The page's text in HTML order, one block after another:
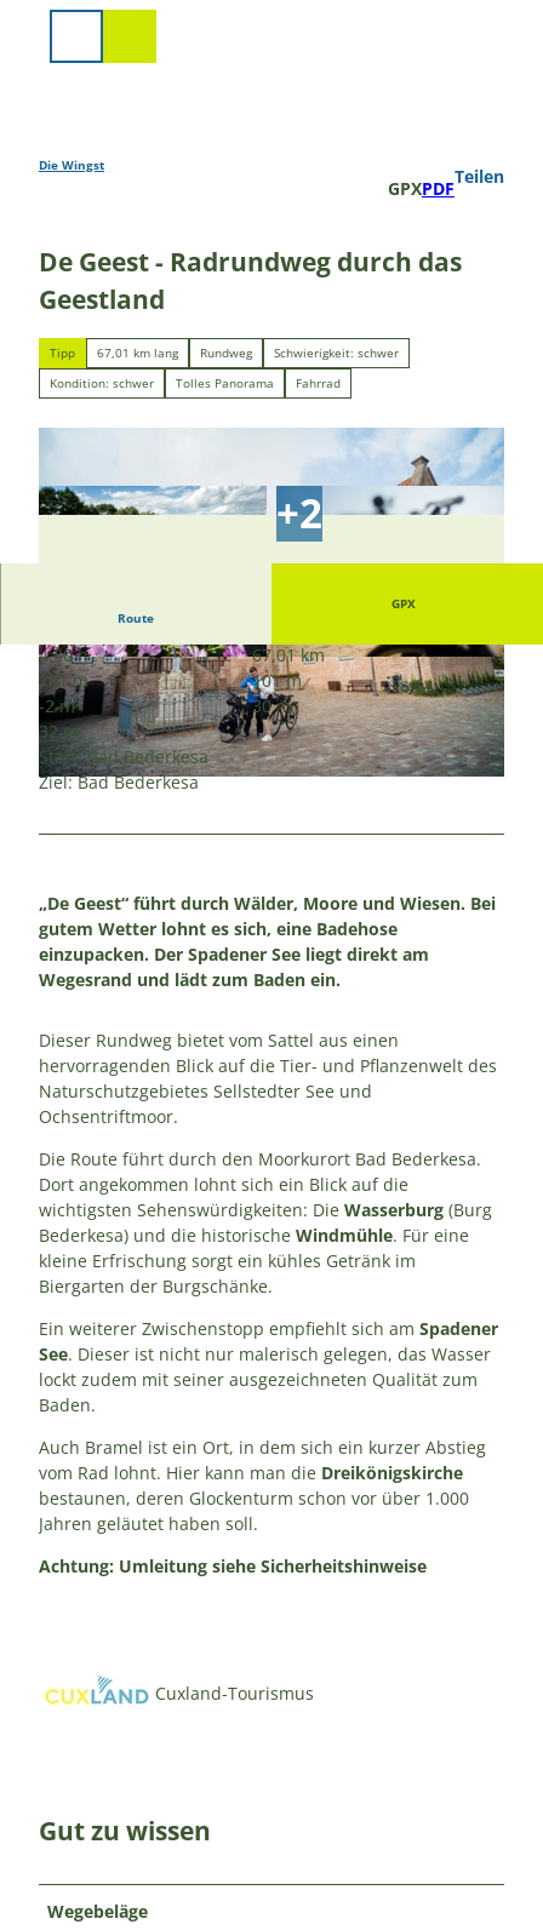
Die Wingst
GPXPDF
Teilen
De Geest - Radrundweg durch das
Geestland
Tipp 67,01 km lang Rundweg
Schwierigkeit: schwer
Kondition: schwer
Tolles Panorama Fahrrad
© Nele Martensen, Cuxland-Tourismus, Fotografin Nele Martensen |
© Nele Martensen, Cuxland-Tourismus, Fotogr
af Florian Trykowski |CC-BY-SA
© Nele Martensen, Cuxland-Tourismus, Fotogr
afin Nele Martensen |CC-BY-SA
Route
GPX
4:30 h
67,01 km
101 m
101 m
-2 m
30 m
32 m
Start: Bad Bederkesa
Ziel: Bad Bederkesa
„De Geest“ führt durch Wälder, Moore und Wiesen. Bei
gutem Wetter lohnt es sich, eine Badehose
einzupacken. Der Spadener See liegt direkt am
Wegesrand und lädt zum Baden ein.
Dieser Rundweg bietet vom Sattel aus einen
hervorragenden Blick auf die Tier- und Pflanzenwelt des
Naturschutzgebietes Sellstedter See und
Ochsentriftmoor.
Die Route führt durch den Moorkurort Bad Bederkesa.
Dort angekommen lohnt sich ein Blick auf die
wichtigsten Sehenswürdigkeiten: Die Wasserburg (Burg
Bederkesa) und die historische Windmühle. Für eine
kleine Erfrischung sorgt ein kühles Getränk im
Biergarten der Burgschänke.
Ein weiterer Zwischenstopp empfiehlt sich am Spadener
See. Dieser ist nicht nur malerisch gelegen, das Wasser
lockt zudem mit seiner ausgezeichneten Qualität zum
Baden.
Auch Bramel ist ein Ort, in dem sich ein kurzer Abstieg
vom Rad lohnt. Hier kann man die Dreikönigskirche
bestaunen, deren Glockenturm schon vor über 1.000
Jahren geläutet haben soll.
Achtung: Umleitung siehe Sicherheitshinweise
Cuxland-Tourismus
Gut zu wissen
Wegebeläge